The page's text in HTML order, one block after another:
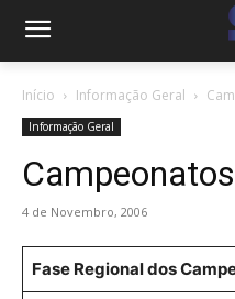
Início Informação Geral
Informação Geral
4 de Novembro, 2006
Fase Regional dos